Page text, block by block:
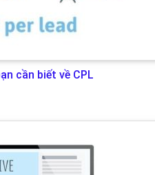
cần biết về CPL